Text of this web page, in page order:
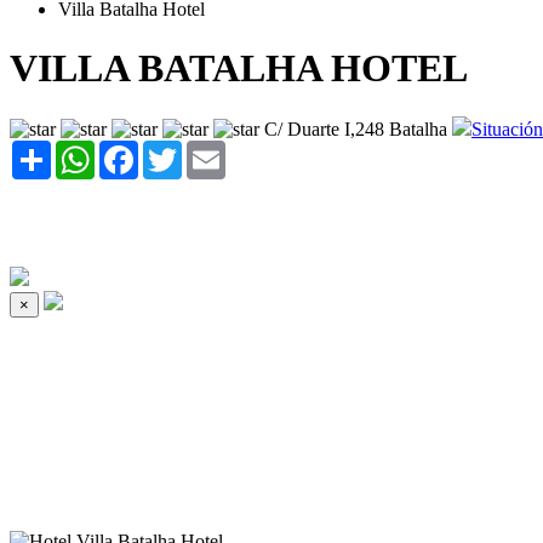
Villa Batalha Hotel
VILLA BATALHA HOTEL
C/ Duarte I,248 Batalha
Share WhatsAppFacebook
Twitter
×